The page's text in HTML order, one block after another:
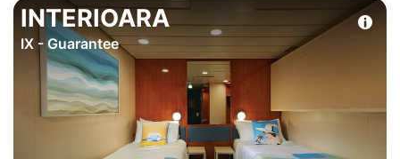
INTERIOARA
IX - Guarantee